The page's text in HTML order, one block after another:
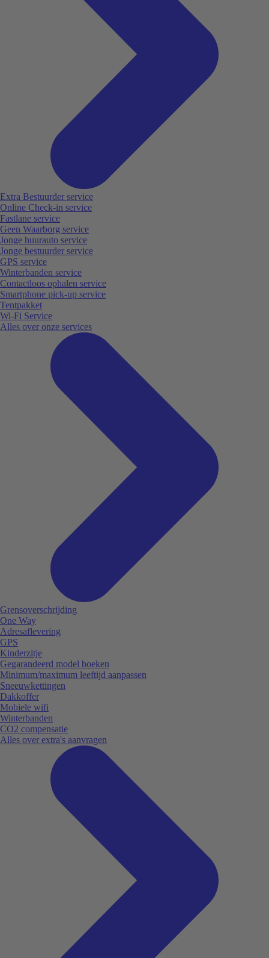
Extra Bestuurder service
Online Check-in service
Fastlane service
Geen Waarborg service
Jonge huurauto service
Jonge bestuurder service
GPS service
Winterbanden service
Contactloos ophalen service
Smartphone pick-up service
Tentpakket
Wi-Fi Service
Alles over onze services
Grensoverschrijding
One Way
Adresaflevering
GPS
Kinderzitje
Gegarandeerd model boeken
Minimum/maximum leeftijd aanpassen
Sneeuwkettingen
Dakkoffer
Mobiele wifi
Winterbanden
CO2 compensatie
Alles over extra's aanvragen